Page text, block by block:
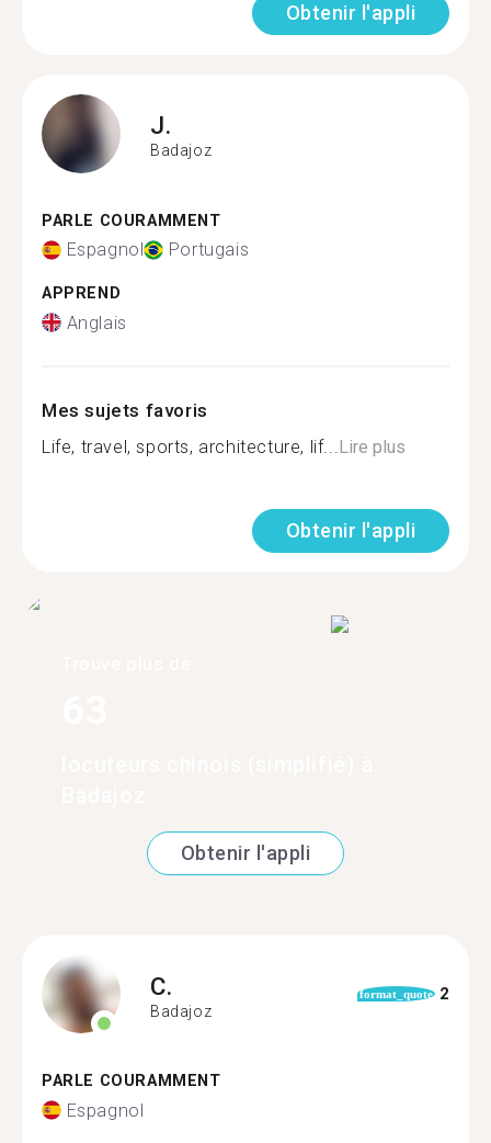
Obtenir l'appli
J.
Badajoz
PARLE COURAMMENT
Espagnol Portugais
APPREND
Anglais
Mes sujets favoris
Life, travel, sports, architecture, lif... Lire plus
Obtenir l'appli
Obtenir l'appli
C.
Badajoz
format_quote 2
PARLE COURAMMENT
Espagnol